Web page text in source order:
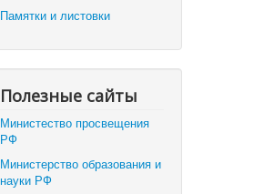
Памятки и листовки
Полезные сайты
Министество просвещения
РФ
Министерство образования и
науки РФ